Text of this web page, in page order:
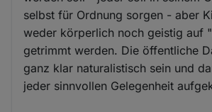
selbst für Ordnung sorgen - aber
weder körperlich noch geistig auf
getrimmt werden. Die öffentliche
ganz klar naturalistisch sein und
jeder sinnvollen Gelegenheit